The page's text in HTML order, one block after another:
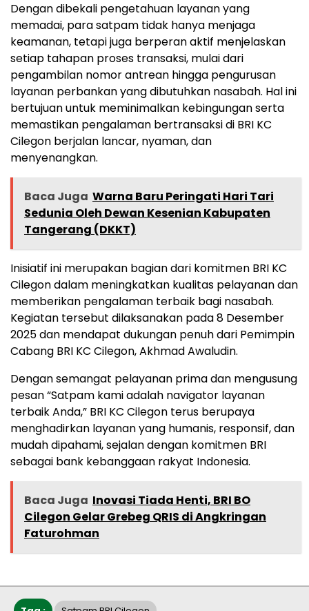
Dengan dibekali pengetahuan layanan yang
memadai, para satpam tidak hanya menjaga
keamanan, tetapi juga berperan aktif menjelaskan
setiap tahapan proses transaksi, mulai dari
pengambilan nomor antrean hingga pengurusan
layanan perbankan yang dibutuhkan nasabah. Hal ini
bertujuan untuk meminimalkan kebingungan serta
memastikan pengalaman bertransaksi di BRI KC
Cilegon berjalan lancar, nyaman, dan
menyenangkan.
Baca Juga Warna Baru Peringati Hari Tari
Sedunia Oleh Dewan Kesenian Kabupaten
Tangerang (DKKT)
Inisiatif ini merupakan bagian dari komitmen BRI KC
Cilegon dalam meningkatkan kualitas pelayanan dan
memberikan pengalaman terbaik bagi nasabah.
Kegiatan tersebut dilaksanakan pada 8 Desember
2025 dan mendapat dukungan penuh dari Pemimpin
Cabang BRI KC Cilegon, Akhmad Awaludin.
Dengan semangat pelayanan prima dan mengusung
pesan “Satpam kami adalah navigator layanan
terbaik Anda,” BRI KC Cilegon terus berupaya
menghadirkan layanan yang humanis, responsif, dan
mudah dipahami, sejalan dengan komitmen BRI
sebagai bank kebanggaan rakyat Indonesia.
Baca Juga Inovasi Tiada Henti, BRI BO
Cilegon Gelar Grebeg QRIS di Angkringan
Faturohman